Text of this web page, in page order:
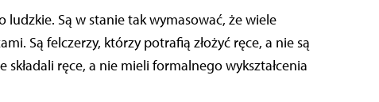
ludzkie. Są w stanie tak wymasować, że wiele
Są felczerzy, którzy potrafią złożyć ręce, a nie są
składali ręce, a nie mieli formalnego wykształcenia